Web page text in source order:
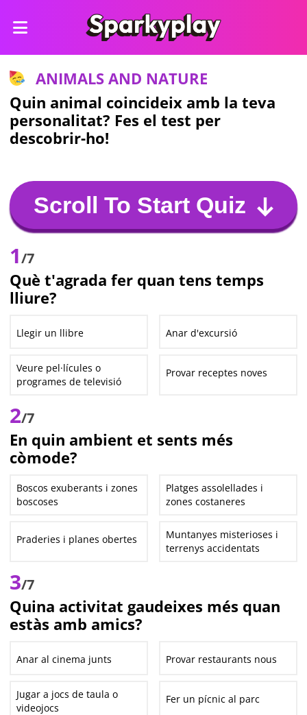
ANIMALS AND NATURE
Quin animal coincideix amb la teva
personalitat? Fes el test per
descobrir-ho!
Scroll To Start Quiz
1/7
Què t'agrada fer quan tens temps
lliure?
Llegir un llibre Anar d'excursió
Veure pel·lícules o
programes de televisió
Provar receptes noves
2/7
En quin ambient et sents més
còmode?
Boscos exuberants i zones
boscoses
Platges assolellades i
zones costaneres
Praderies i planes obertes
Muntanyes misterioses i
terrenys accidentats
3/7
Quina activitat gaudeixes més quan
estàs amb amics?
Anar al cinema junts Provar restaurants nous
Jugar a jocs de taula o
videojocs
Fer un pícnic al parc